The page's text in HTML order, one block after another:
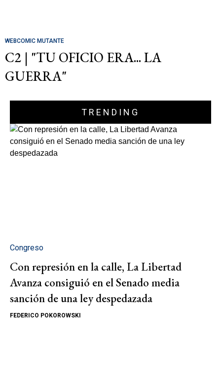
WEBCOMIC MUTANTE
C2 | "TU OFICIO ERA... LA
GUERRA"
TRENDING
Congreso
Con represión en la calle, La Libertad
Avanza consiguió en el Senado media
sanción de una ley despedazada
FEDERICO POKOROWSKI